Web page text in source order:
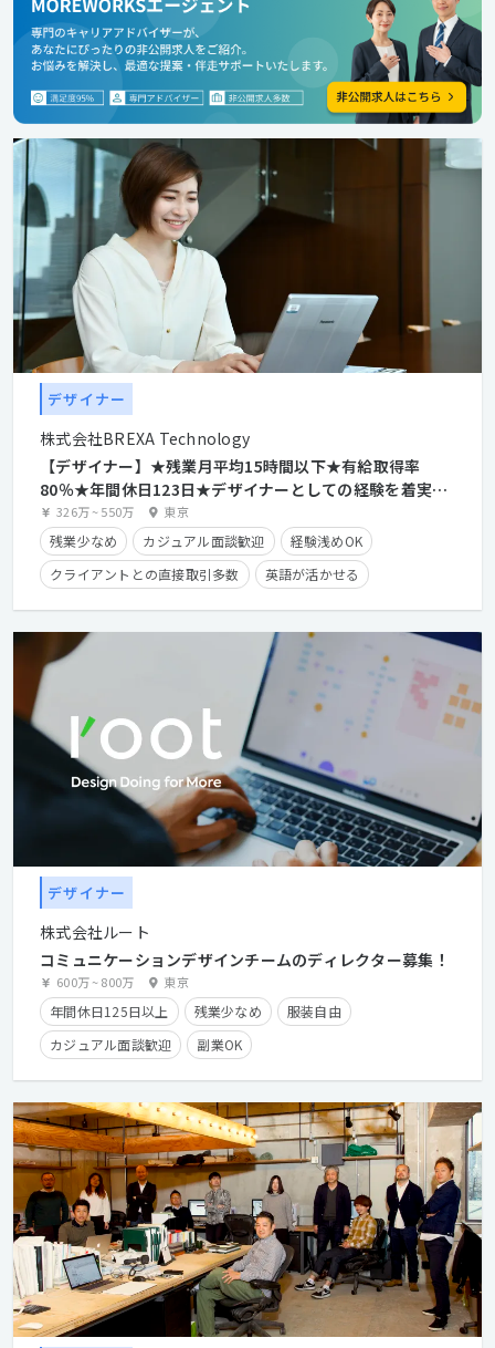
デザイナー
株式会社BREXA Technology
【デザイナー】★残業月平均15時間以下★有給取得率
80％★年間休日123日★デザイナーとしての経験を着実に
積みながらディレクターも目指せます！★充実の教育体制
と様々な案件を通して成長可能！
326万~550万 東京
残業少なめ カジュアル面談歓迎
経験浅めOK
クライアントとの直接取引多数
英語が活かせる
産休・育休実績有り
長期休暇有り
住宅手当有り
残業手当有り
デザイナー
株式会社ルート
コミュニケーションデザインチームのディレクター募集！
600万~800万 東京
年間休日125日以上 残業少なめ
服装自由
カジュアル面談歓迎
副業OK
クライアントとの直接取引多数
長期休暇有り
残業手当有り
時短勤務有り
在宅勤務可
フレックスタイム制
第二新卒歓迎
学歴不問
経験者優遇